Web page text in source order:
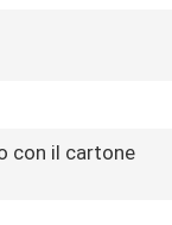
con il cartone